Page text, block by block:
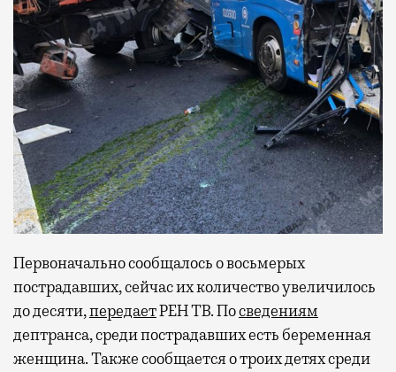
Первоначально сообщалось о восьмерых
пострадавших, сейчас их количество увеличилось
до десяти,передаетРЕН ТВ. Посведениям
дептранса, среди пострадавших есть беременная
женщина. Также сообщается о троих детях среди